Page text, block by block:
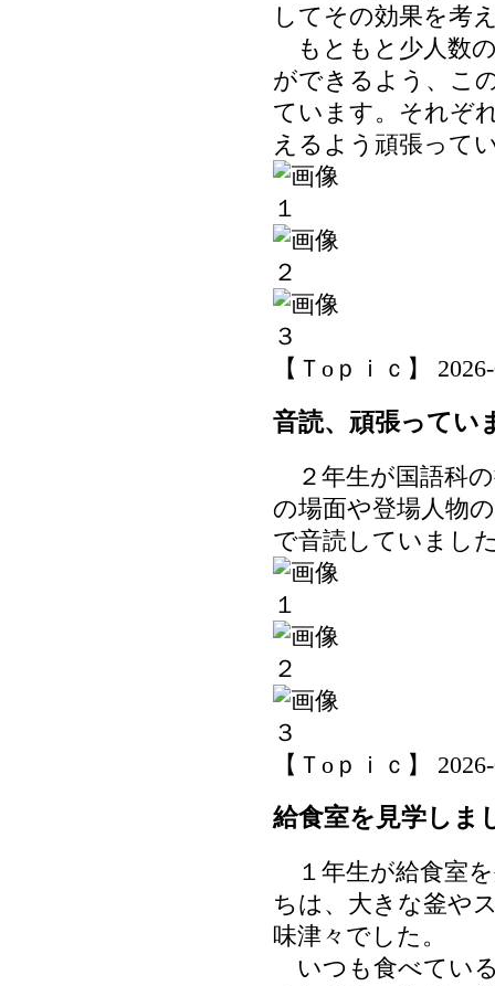
してその効果を考
もともと少人数
ができるよう、こ
ています。それぞ
えるよう頑張って
【Ｔoｐｉｃ】
音読、頑張ってい
２年生が国語科
の場面や登場人物
で音読していまし
【Ｔoｐｉｃ】
給食室を見学しま
１年生が給食室
ちは、大きな釜や
味津々でした。
いつも食べてい